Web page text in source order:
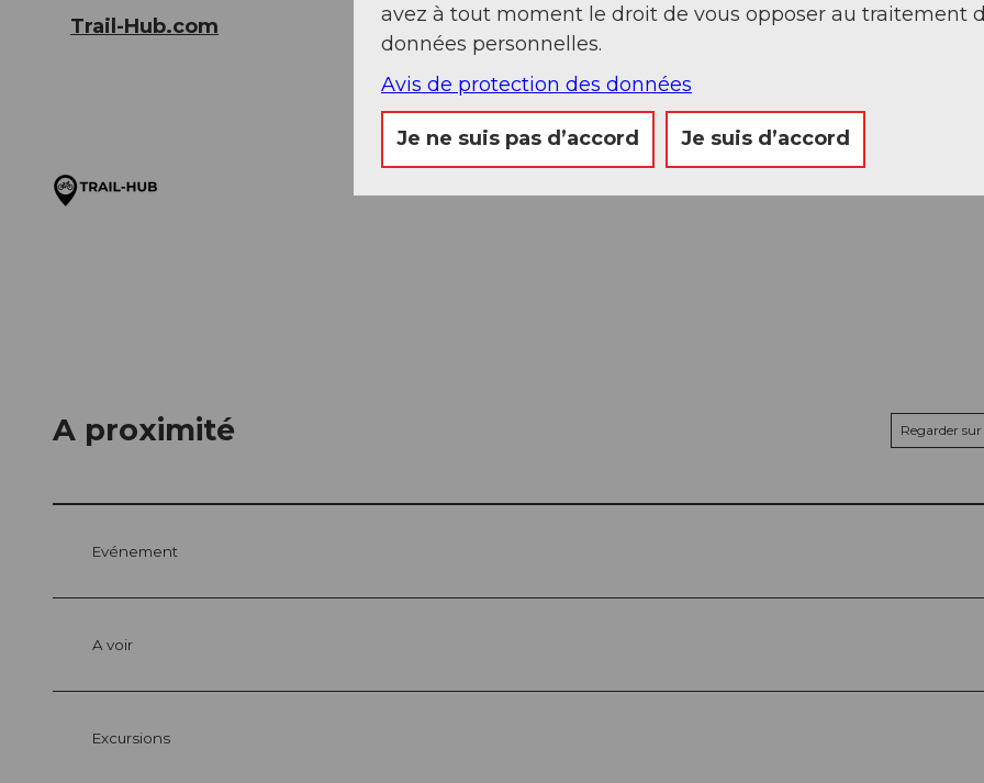
Trail-Hub.com
A proximité Regarder
Evénement
A voir
Excursions
avez à tout moment le droit de vous opposer au traitement
données personnelles.
Avis de protection des données
Je ne suis pas d’accord Je suis d’accord